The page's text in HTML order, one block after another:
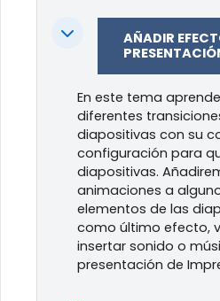
Colapsar
AÑADIR
En este tema
diferentes
diapositivas con su
configuración para
diapositivas.
animaciones a
elementos de las
como último efecto,
insertar sonido o
presentación de